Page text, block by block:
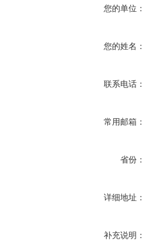
您的单位：
您的姓名：
联系电话：
常用邮箱：
省份：
详细地址：
补充说明：